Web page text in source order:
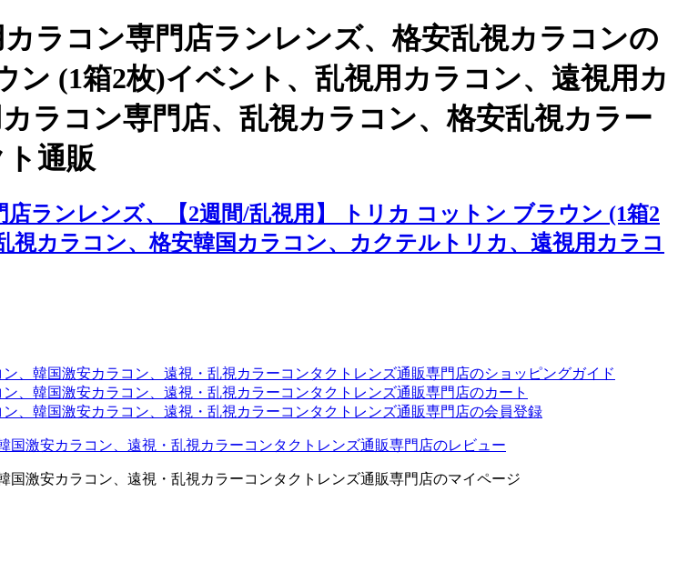
ラコン専門店ランレンズ、格安乱視カラコンの
ン (1箱2枚)イベント、乱視用カラコン、遠視用カ
ラコン専門店、乱視カラコン、格安乱視カラー
通販
ランレンズ、【2週間/乱視用】 トリカ コットン ブラウン (1箱2
カラコン、格安韓国カラコン、カクテルトリカ、遠視用カラコ
、韓国激安カラコン、遠視・乱視カラーコンタクトレンズ通販専門店のショッピングガイド
、韓国激安カラコン、遠視・乱視カラーコンタクトレンズ通販専門店のカート
、韓国激安カラコン、遠視・乱視カラーコンタクトレンズ通販専門店の会員登録
激安カラコン、遠視・乱視カラーコンタクトレンズ通販専門店のレビュー
激安カラコン、遠視・乱視カラーコンタクトレンズ通販専門店のマイページ